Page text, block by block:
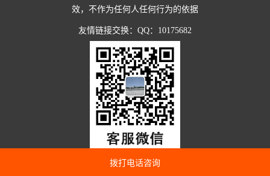
效，不作为任何人任何行为的依据
友情链接交换：QQ：10175682
拨打电话咨询